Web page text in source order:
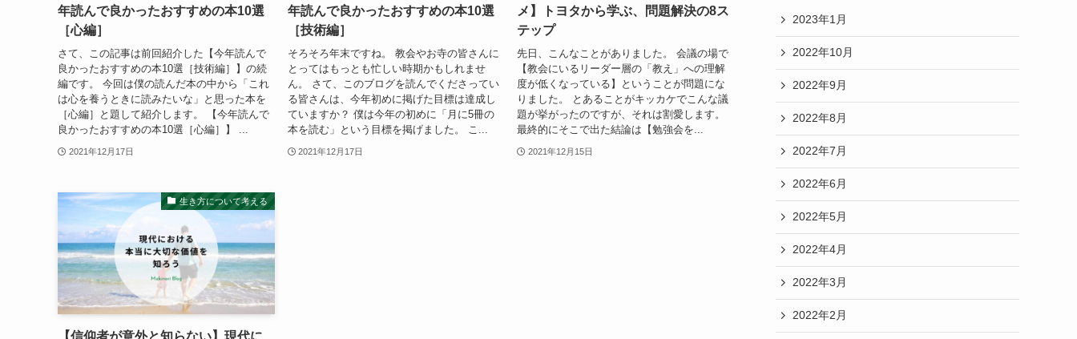
年読んで良かったおすすめの本10選
［心編］
さて、この記事は前回紹介した【今年読んで
良かったおすすめの本10選［技術編］】の続
編です。 今回は僕の読んだ本の中から「これ
は心を養うときに読みたいな」と思った本を
［心編］と題して紹介します。 【今年読んで
良かったおすすめの本10選［心編］】 ...
2021年12月17日
年読んで良かったおすすめの本10選
［技術編］
そろそろ年末ですね。 教会やお寺の皆さんに
とってはもっとも忙しい時期かもしれませ
ん。 さて、このブログを読んでくださってい
る皆さんは、今年初めに掲げた目標は達成し
ていますか？ 僕は今年の初めに「月に5冊の
本を読む」という目標を掲げました。 こ...
2021年12月17日
メ】トヨタから学ぶ、問題解決の8ス
テップ
先日、こんなことがありました。 会議の場で
【教会にいるリーダー層の「教え」への理解
度が低くなっている】ということが問題にな
りました。 とあることがキッカケでこんな議
題が挙がったのですが、それは割愛します。
最終的にそこで出た結論は【勉強会を...
2021年12月15日
生き方について考える
2023年1月
2022年10月
2022年9月
2022年8月
2022年7月
2022年6月
2022年5月
2022年4月
2022年3月
2022年2月